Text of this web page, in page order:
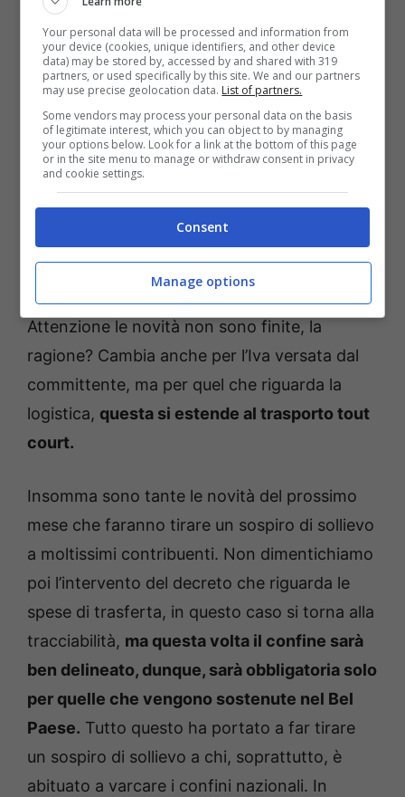
Partite Iva, cosa cambia adesso? (ot11ot2.it)
Per intenderci non ci sarà nessuna
mentre dal 22 al 20 agosto si potrà versare
con l’aggiunta minima prevista dalla legge.
Attenzione le novità non sono finite, la
ragione? Cambia anche per l’Iva versata dal
committente, ma per quel che riguarda la
logistica, questa si estende al trasporto tout
court.
Insomma sono tante le novità del prossimo
mese che faranno tirare un sospiro di sollievo
a moltissimi contribuenti. Non dimentichiamo
poi l’intervento del decreto che riguarda le
spese di trasferta, in questo caso si torna alla
tracciabilità, ma questa volta il confine sarà
ben delineato, dunque, sarà obbligatoria solo
per quelle che vengono sostenute nel Bel
Paese. Tutto questo ha portato a far tirare
un sospiro di sollievo a chi, soprattutto, è
abituato a varcare i confini nazionali. In
Your personal data will be processed and information from
your device (cookies, unique identifiers, and other device
data) may be stored by, accessed by and shared with 319
partners, or used specifically by this site. We and our partners
may use precise geolocation data. List of partners.
Some vendors may process your personal data on the basis
of legitimate interest, which you can object to by managing
your options below. Look for a link at the bottom of this page
or in the site menu to manage or withdraw consent in privacy
and cookie settings.
Consent
Manage options